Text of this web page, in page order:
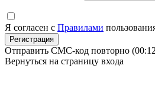
Я согласен с Правилами
Регистрация
Отправить СМС-код повторно (00:
Вернуться на страницу входа